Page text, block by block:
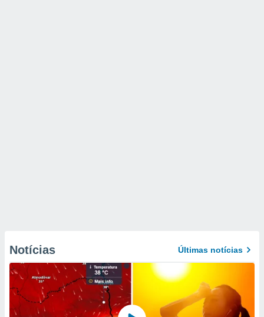
Notícias Últimas notícias